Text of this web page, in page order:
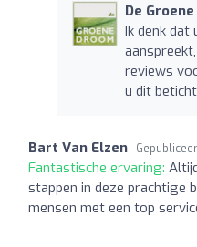
De
Ik denk dat
reviews
u dit
Bart Van Elzen
Fantastische ervaring:
stappen in deze prachtige
mensen met een top